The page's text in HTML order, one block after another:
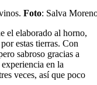
Foto: Salva
el elaborado al horno,
estas tierras. Con
sabroso gracias a
en la
veces, así que poco